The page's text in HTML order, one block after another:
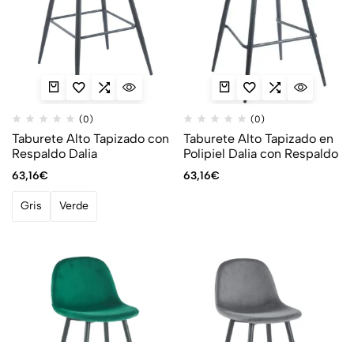
(0)
Taburete Alto Tapizado con
Respaldo Dalia
63,16€
Gris Verde
(0)
Taburete Alto Tapizado en
Polipiel Dalia con Respaldo
63,16€